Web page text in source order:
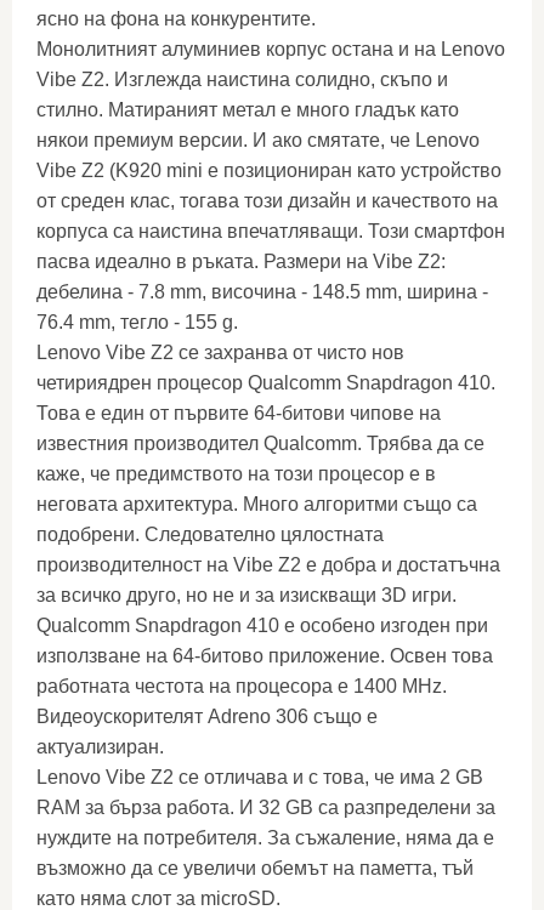
ясно на фона на конкурентите.
Монолитният алуминиев корпус остана и на Lenovo
Vibe Z2. Изглежда наистина солидно, скъпо и
стилно. Матираният метал е много гладък като
някои премиум версии. И ако смятате, че Lenovo
Vibe Z2 (K920 mini е позициониран като устройство
от среден клас, тогава този дизайн и качеството на
корпуса са наистина впечатляващи. Този смартфон
пасва идеално в ръката. Размери на Vibe Z2:
дебелина - 7.8 mm, височина - 148.5 mm, ширина -
76.4 mm, тегло - 155 g.
Lenovo Vibe Z2 се захранва от чисто нов
четириядрен процесор Qualcomm Snapdragon 410.
Това е един от първите 64-битови чипове на
известния производител Qualcomm. Трябва да се
каже, че предимството на този процесор е в
неговата архитектура. Много алгоритми също са
подобрени. Следователно цялостната
производителност на Vibe Z2 е добра и достатъчна
за всичко друго, но не и за изискващи 3D игри.
Qualcomm Snapdragon 410 е особено изгоден при
използване на 64-битово приложение. Освен това
работната честота на процесора е 1400 MHz.
Видеоускорителят Adreno 306 също е
актуализиран.
Lenovo Vibe Z2 се отличава и с това, че има 2 GB
RAM за бърза работа. И 32 GB са разпределени за
нуждите на потребителя. За съжаление, няма да е
възможно да се увеличи обемът на паметта, тъй
като няма слот за microSD.